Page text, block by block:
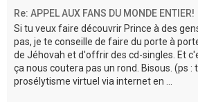
Re: APPEL AUX FANS DU MONDE ENTIER!
Si tu veux faire découvrir Prince à des
pas, je te conseille de faire du porte à
de Jéhovah et d'offrir des cd-singles. Et
ça nous coutera pas un rond. Bisous. (ps :
prosélytisme virtuel via internet en ...